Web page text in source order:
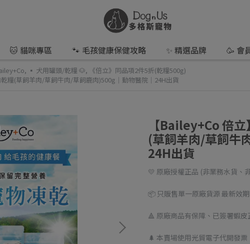
🐱 貓咪專區 🐾 毛孩健康保健攻略 ✨ 精選品牌 🥳 會
, ▪️ 犬用罐頭/乾糧 🐶, 《倍立》同品項2件5折(乾糧500g)
糧(草飼羊肉/草飼牛肉/草飼鹿肉)500g｜動物醫院｜24H出貨
【Bailey+Co 倍
(草飼羊肉/草飼牛
24H出貨
💛 原廠授權正品 (非業務水貨、
📦 只販售單一原廠貨源 最新效
🔺 原廠商品有保障、已簽署蝦
🌲 本賣場使用光貿電子代開發票